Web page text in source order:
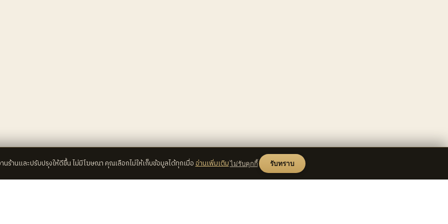
านร้านและปรับปรุงให้ดีขึ้น ไม่มีโฆษณา คุณเลือกไม่ให้เก็บข้อมูลได้ทุกเมื่ออ่านเพิ่มเติมไม่รับคุกกี้ รับทราบ